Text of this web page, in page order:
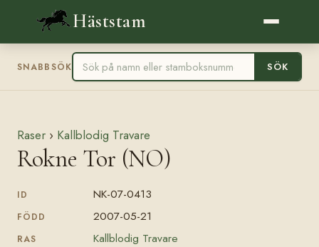
Häststam
SNABBSÖK SÖK
Raser › Kallblodig Travare
Rokne Tor (NO)
ID NK-07-0413
FÖDD 2007-05-21
RAS Kallblodig Travare